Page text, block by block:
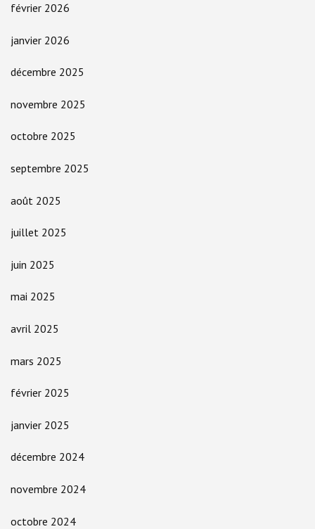
février 2026
janvier 2026
décembre 2025
novembre 2025
octobre 2025
septembre 2025
août 2025
juillet 2025
juin 2025
mai 2025
avril 2025
mars 2025
février 2025
janvier 2025
décembre 2024
novembre 2024
octobre 2024